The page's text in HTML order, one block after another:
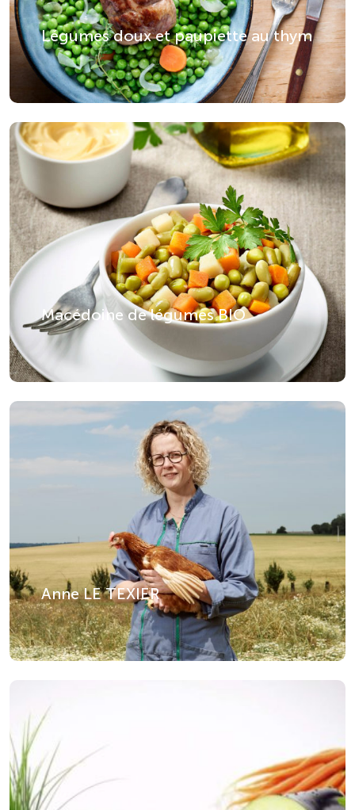
Légumes doux et paupiette au thym
Macédoine de légumes BIO
Anne LE TEXIER